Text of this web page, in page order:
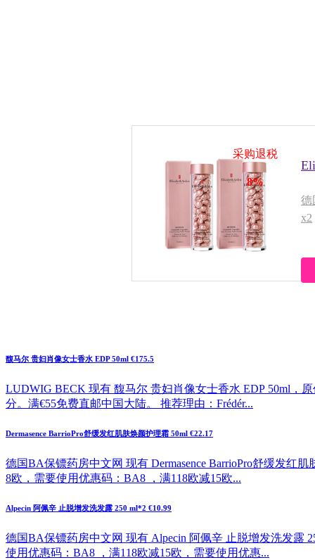
采购退税
8%
德
x2
馥马尔 贵妇肖像女士香水 EDP 50ml €175.5
LUDWIG BECK 现有 馥马尔 贵妇肖像女士香水 EDP 50ml，
分。满€55免费直邮中国大陆。 推荐理由：Frédér...
Dermasence BarrioPro舒缓发红肌肤焕颜护理霜 50ml €22.17
德国BA保镖药房中文网 现有 Dermasence BarrioPro舒缓发红
8欧，需要使用优惠码：BA8 ，满118欧减15欧...
Alpecin 阿佩辛 止脱增发洗发露 250 ml*2 €10.99
德国BA保镖药房中文网 现有 Alpecin 阿佩辛 止脱增发洗发露
使用优惠码：BA8 ，满118欧减15欧，需要使用优惠...